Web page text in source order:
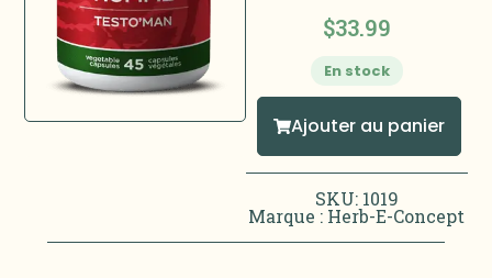
$33.99
En stock
Ajouter au panier
SKU: 1019
Marque : Herb-E-Concept